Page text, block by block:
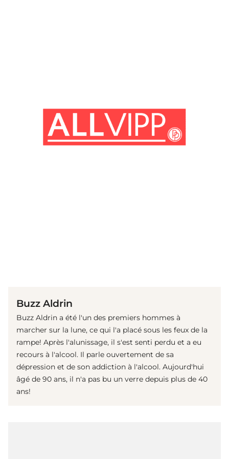
Buzz Aldrin
Buzz Aldrin a été l'un des premiers hommes à
marcher sur la lune, ce qui l'a placé sous les feux de la
rampe! Après l'alunissage, il s'est senti perdu et a eu
recours à l'alcool. Il parle ouvertement de sa
dépression et de son addiction à l'alcool. Aujourd'hui
âgé de 90 ans, il n'a pas bu un verre depuis plus de 40
ans!